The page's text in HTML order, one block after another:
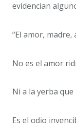
evidencian
“El amor, madre,
No es el amor
Ni a la yerba
Es el odio